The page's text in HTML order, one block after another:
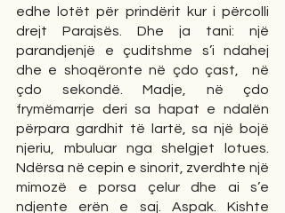
edhe lotët për prindërit kur i përcolli
drejt Parajsës. Dhe ja tani: një
parandjenjë e çuditshme s’i ndahej
dhe e shoqëronte në çdo çast,  në
çdo sekondë. Madje, në çdo
frymëmarrje deri sa hapat e ndalën
përpara gardhit të lartë, sa një bojë
njeriu, mbuluar nga shelgjet lotues.
Ndërsa në cepin e sinorit, zverdhte një
mimozë e porsa çelur dhe ai s’e
ndjente erën e saj. Aspak. Kishte